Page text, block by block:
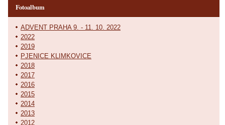
Fotoalbum
ADVENT PRAHA 9. - 11. 10. 2022
2022
2019
PJENICE KLIMKOVICE
2018
2017
2016
2015
2014
2013
2012